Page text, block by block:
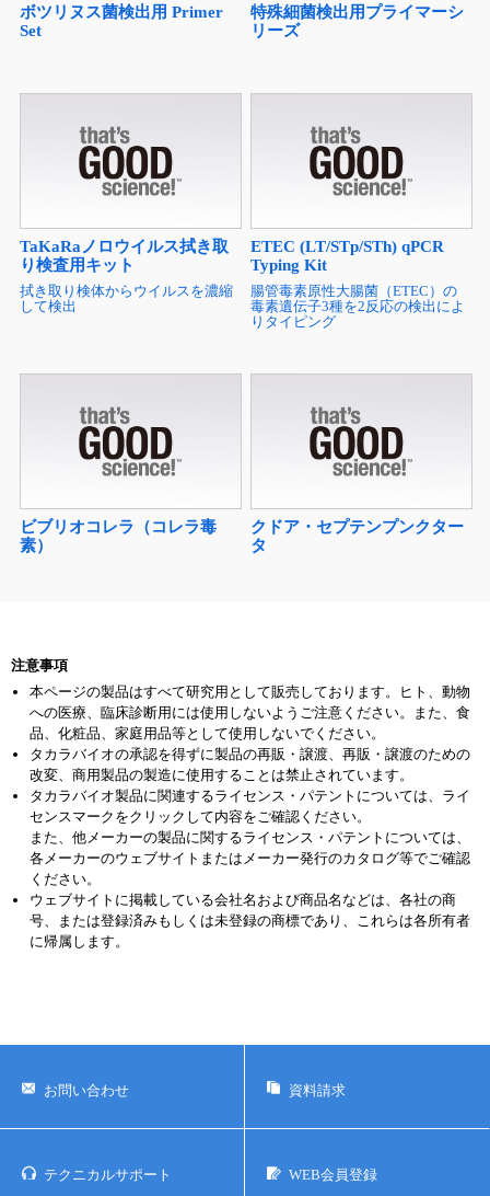
ボツリヌス菌検出用 Primer
Set
特殊細菌検出用プライマーシ
リーズ
TaKaRaノロウイルス拭き取
り検査用キット
拭き取り検体からウイルスを濃縮
して検出
ETEC (LT/STp/STh) qPCR
Typing Kit
腸管毒素原性大腸菌（ETEC）の
毒素遺伝子3種を2反応の検出によ
りタイピング
ビブリオコレラ（コレラ毒
素）
クドア・セプテンプンクター
タ
注意事項
本ページの製品はすべて研究用として販売しております。ヒト、動物
への医療、臨床診断用には使用しないようご注意ください。また、食
品、化粧品、家庭用品等として使用しないでください。
タカラバイオの承認を得ずに製品の再販・譲渡、再販・譲渡のための
改変、商用製品の製造に使用することは禁止されています。
タカラバイオ製品に関連するライセンス・パテントについては、ライ
センスマークをクリックして内容をご確認ください。
また、他メーカーの製品に関するライセンス・パテントについては、
各メーカーのウェブサイトまたはメーカー発行のカタログ等でご確認
ください。
ウェブサイトに掲載している会社名および商品名などは、各社の商
号、または登録済みもしくは未登録の商標であり、これらは各所有者
に帰属します。
お問い合わせ 資料請求
テクニカルサポート WEB会員登録